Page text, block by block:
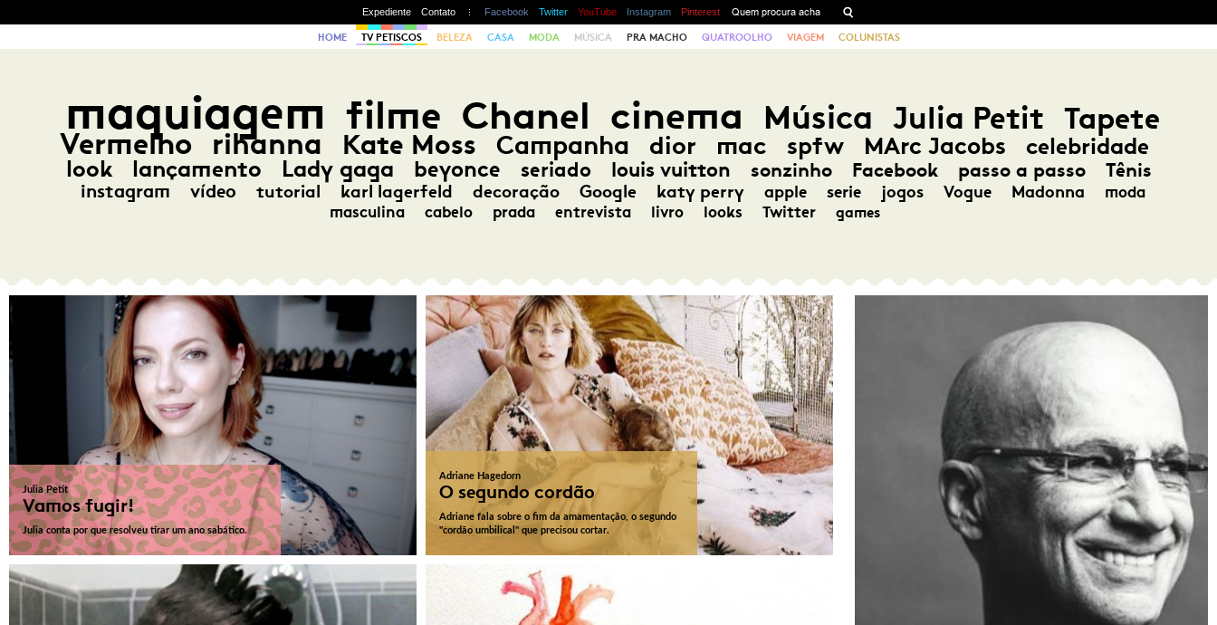
Expediente Contato Facebook Twitter YouTube Instagram Pinterest
HOME TV PETISCOS BELEZA CASA MODA MÚSICA PRA MACHO QUATROOLHO VIAGEM COLUNISTAS
maquiagem filme Chanel cinema Música Julia Petit Tapete
Vermelho rihanna Kate Moss Campanha dior mac spfw MArc Jacobs
celebridade
look
lançamento Lady gaga beyonce seriado louis vuitton sonzinho Facebook passo a passo Tênis
instagram vídeo tutorial karl lagerfeld decoração Google katy perry apple serie jogos Vogue Madonna
moda
masculina
cabelo prada entrevista livro looks Twitter games
Julia Petit
Vamos fugir!
Julia conta por que resolveu tirar um ano sabático.
Adriane Hagedorn
O segundo cordão
Adriane fala sobre o fim da amamentação, o segundo
"cordão umbilical" que precisou cortar.